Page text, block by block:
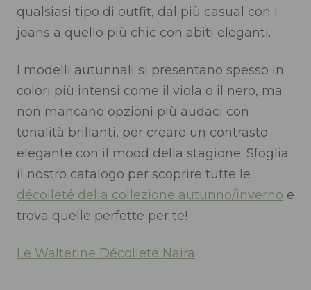
qualsiasi tipo di outfit, dal più casual con i
jeans a quello più chic con abiti eleganti.
I modelli autunnali si presentano spesso in
colori più intensi come il viola o il nero, ma
non mancano opzioni più audaci con
tonalità brillanti, per creare un contrasto
elegante con il mood della stagione. Sfoglia
il nostro catalogo per scoprire tutte le
décolleté della collezione autunno/inverno e
trova quelle perfette per te!
Le Walterine Décolleté Naira